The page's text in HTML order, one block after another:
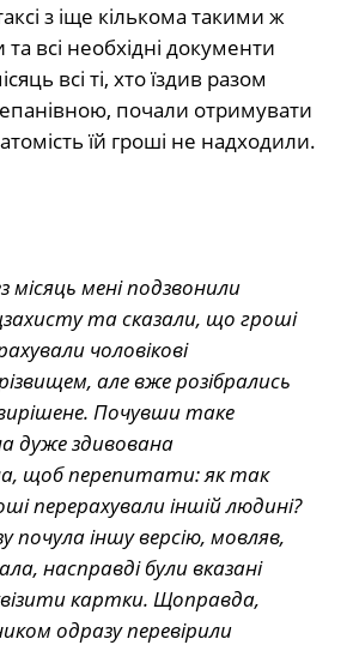
з іще кількома такими ж
всі необхідні документи
всі ті, хто їздив разом
почали отримувати
їй гроші не надходили.
місяць мені подзвонили
та сказали, що гроші
чоловікові
але вже розібрались
Почувши таке
дуже здивована
щоб перепитати: як так
перерахували іншій людині?
почула іншу версію, мовляв,
насправді були вказані
картки. Щоправда,
одразу перевірили